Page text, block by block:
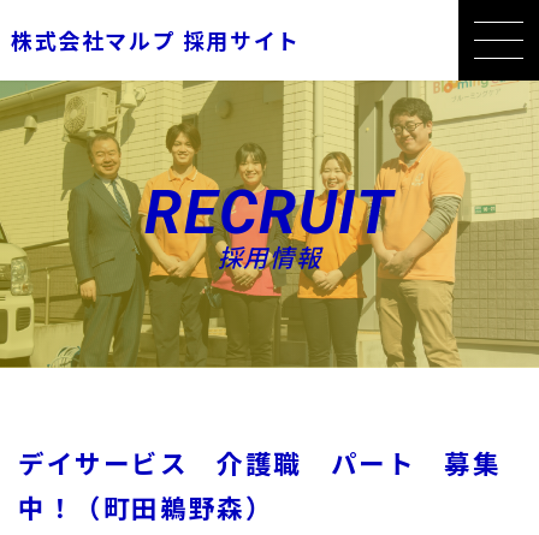
株式会社マルプ 採用サイト
RECRUIT
採用情報
デイサービス 介護職 パート 募集
中！（町田鵜野森）